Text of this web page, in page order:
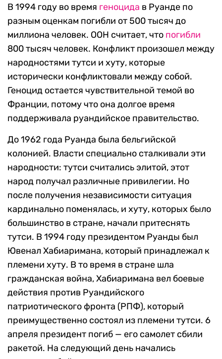
В 1994 году во время геноцида в Руанде по
разным оценкам погибли от 500 тысяч до
миллиона человек. ООН считает, что погибли
800 тысяч человек. Конфликт произошел между
народностями тутси и хуту, которые
исторически конфликтовали между собой.
Геноцид остается чувствительной темой во
Франции, потому что она долгое время
поддерживала руандийское правительство.
До 1962 года Руанда была бельгийской
колонией. Власти специально сталкивали эти
народности: тутси считались элитой, этот
народ получал различные привилегии. Но
после получения независимости ситуация
кардинально поменялась, и хуту, которых было
большинство в стране, начали притеснять
тутси. В 1994 году президентом Руанды был
Ювенал Хабиаримана, который принадлежал к
племени хуту. В то время в стране шла
гражданская война, Хабиаримана вел боевые
действия против Руандийского
патриотического фронта (РПФ), который
преимущественно состоял из племени тутси. 6
апреля президент погиб — его самолет сбили
ракетой. На следующий день начались